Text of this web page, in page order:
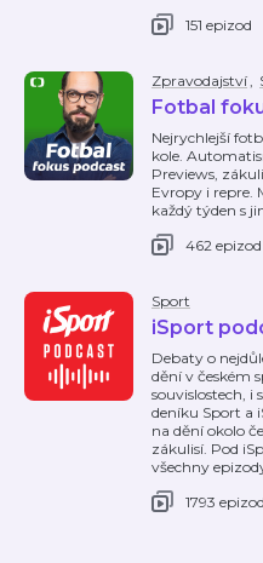
151 epizod
Zpravodajství,
Fotbal
Nejrychlejší
kole.
Previews,
Evropy i repre.
každý týden s
462 epizod
Sport
iSport
Debaty o
dění v českém
souvislostech, i
deníku Sport a
na dění okolo
zákulisí. Pod
všechny
1793 epizod